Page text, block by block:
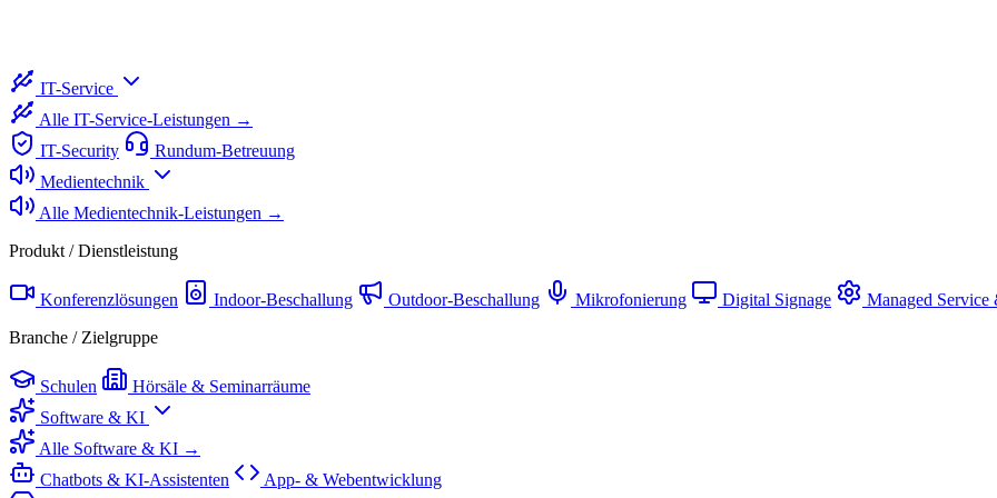
IT-Service
Alle IT-Service-Leistungen →
IT-Security
Rundum-Betreuung
Medientechnik
Alle Medientechnik-Leistungen →
Produkt / Dienstleistung
Konferenzlösungen Indoor-Beschallung Outdoor-Beschallung Mikrofonierung Digital Signage
Managed Service
Branche / Zielgruppe
Schulen
Hörsäle & Seminarräume
Software & KI
Alle Software & KI →
Chatbots & KI-Assistenten
App- & Webentwicklung